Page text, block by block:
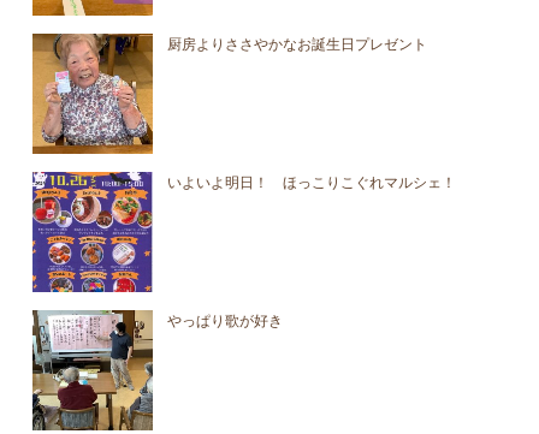
厨房よりささやかなお誕生日プレゼント
いよいよ明日！ ほっこりこぐれマルシェ！
やっぱり歌が好き